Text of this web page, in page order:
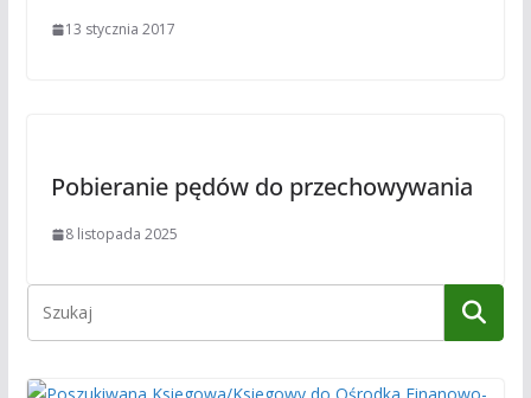
13 stycznia 2017
Pobieranie pędów do przechowywania
8 listopada 2025